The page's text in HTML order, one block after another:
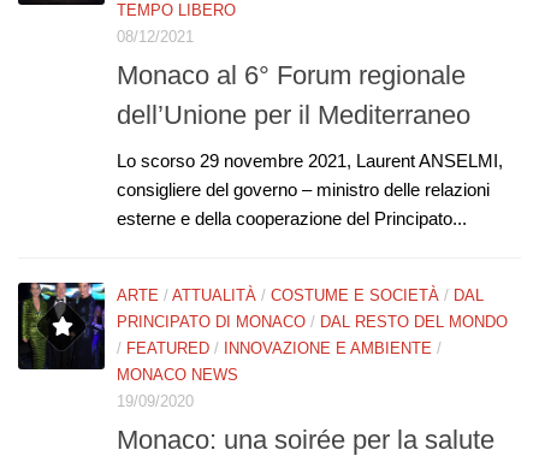
TEMPO LIBERO
08/12/2021
Monaco al 6° Forum regionale
dell’Unione per il Mediterraneo
Lo scorso 29 novembre 2021, Laurent ANSELMI,
consigliere del governo – ministro delle relazioni
esterne e della cooperazione del Principato...
ARTE / ATTUALITÀ / COSTUME E SOCIETÀ / DAL
PRINCIPATO DI MONACO / DAL RESTO DEL MONDO
/ FEATURED / INNOVAZIONE E AMBIENTE /
MONACO NEWS
19/09/2020
Monaco: una soirée per la salute